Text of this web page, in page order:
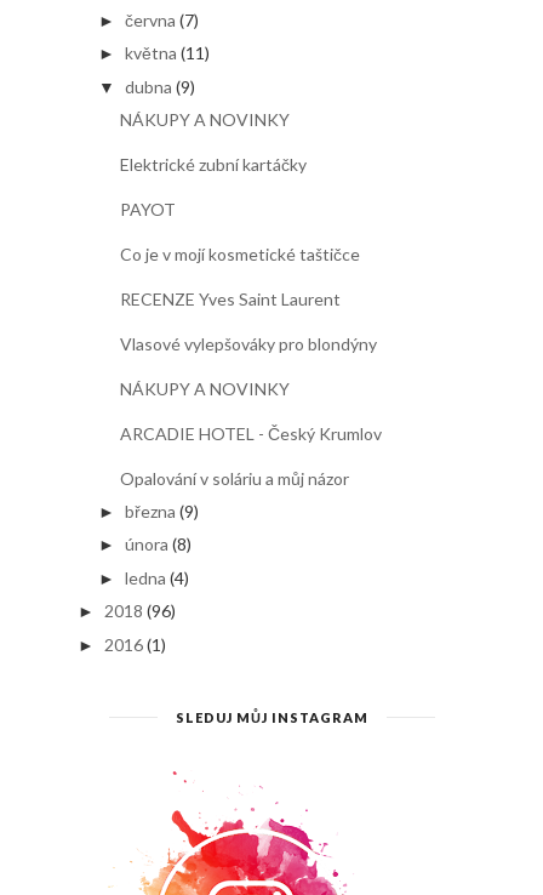
► června (7)
► května (11)
▼ dubna (9)
NÁKUPY A NOVINKY
Elektrické zubní kartáčky
PAYOT
Co je v mojí kosmetické taštičce
RECENZE Yves Saint Laurent
Vlasové vylepšováky pro blondýny
NÁKUPY A NOVINKY
ARCADIE HOTEL - Český Krumlov
Opalování v soláriu a můj názor
► března (9)
► února (8)
► ledna (4)
► 2018 (96)
► 2016(1)
SLEDUJ MŮJ INSTAGRAM